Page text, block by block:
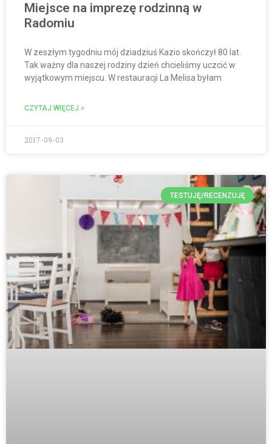
Miejsce na imprezę rodzinną w
Radomiu
W zeszłym tygodniu mój dziadziuś Kazio skończył 80 lat.
Tak ważny dla naszej rodziny dzień chcieliśmy uczcić w
wyjątkowym miejscu. W restauracji La Melisa byłam
CZYTAJ WIĘCEJ »
2017-09-03
TESTUJĘ/RECENZUJĘ